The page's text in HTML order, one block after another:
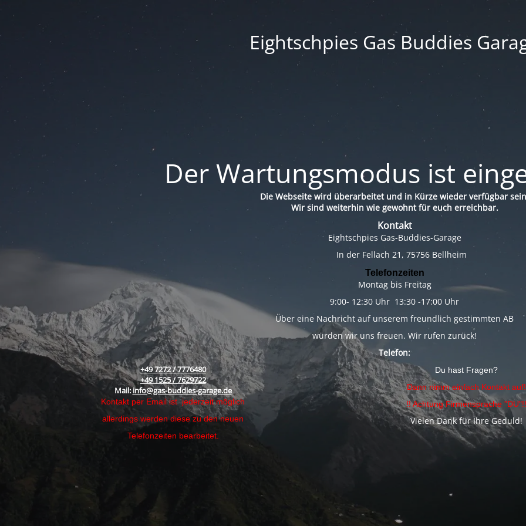
Eightschpies Gas Buddies
Der Wartungsmodus ist
Die Webseite wird überarbeitet und in Kürze wieder verfügbar
Wir sind weiterhin wie gewohnt für euch erreichbar.
Kontakt
Eightschpies Gas-Buddies-Garage
In der Fellach 21, 75756 Bellheim
Telefonzeiten
Montag bis Freitag
9:00- 12:30 Uhr 13:30 -17:00 Uhr
Über eine Nachricht auf unserem freundlich gestimmten AB
würden wir uns freuen. Wir rufen zurück!
Telefon:
+49 7272 / 7776480
+49 1525 / 7629722
Mail:info@gas-buddies-garage.de
Kontakt per Email ist jederzeit möglich
allerdings werden diese zu den neuen
Telefonzeiten bearbeitet.
Du hast Fragen?
Dann nimm einfach Kontakt auf!
!! Achtung Firmensprache "DU"!!
Vielen Dank für Ihre Geduld!